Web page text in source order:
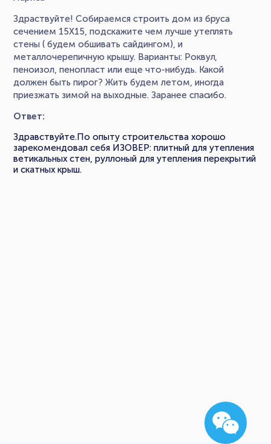
Здраствуйте! Собираемся строить дом из бруса
сечением 15Х15, подскажите чем лучше утеплять
стены ( будем обшивать сайдингом), и
металлочерепичную крышу. Варианты: Роквул,
пеноизол, пенопласт или еще что-нибудь. Какой
должен быть пирог? Жить будем летом, иногда
приезжать зимой на выходные. Заранее спасибо.
Ответ:
Здравствуйте.По опыту строительства хорошо
зарекомендовал себя ИЗОВЕР: плитный для утепления
ветикальных стен, руллоный для утепления перекрытий
и скатных крыш.